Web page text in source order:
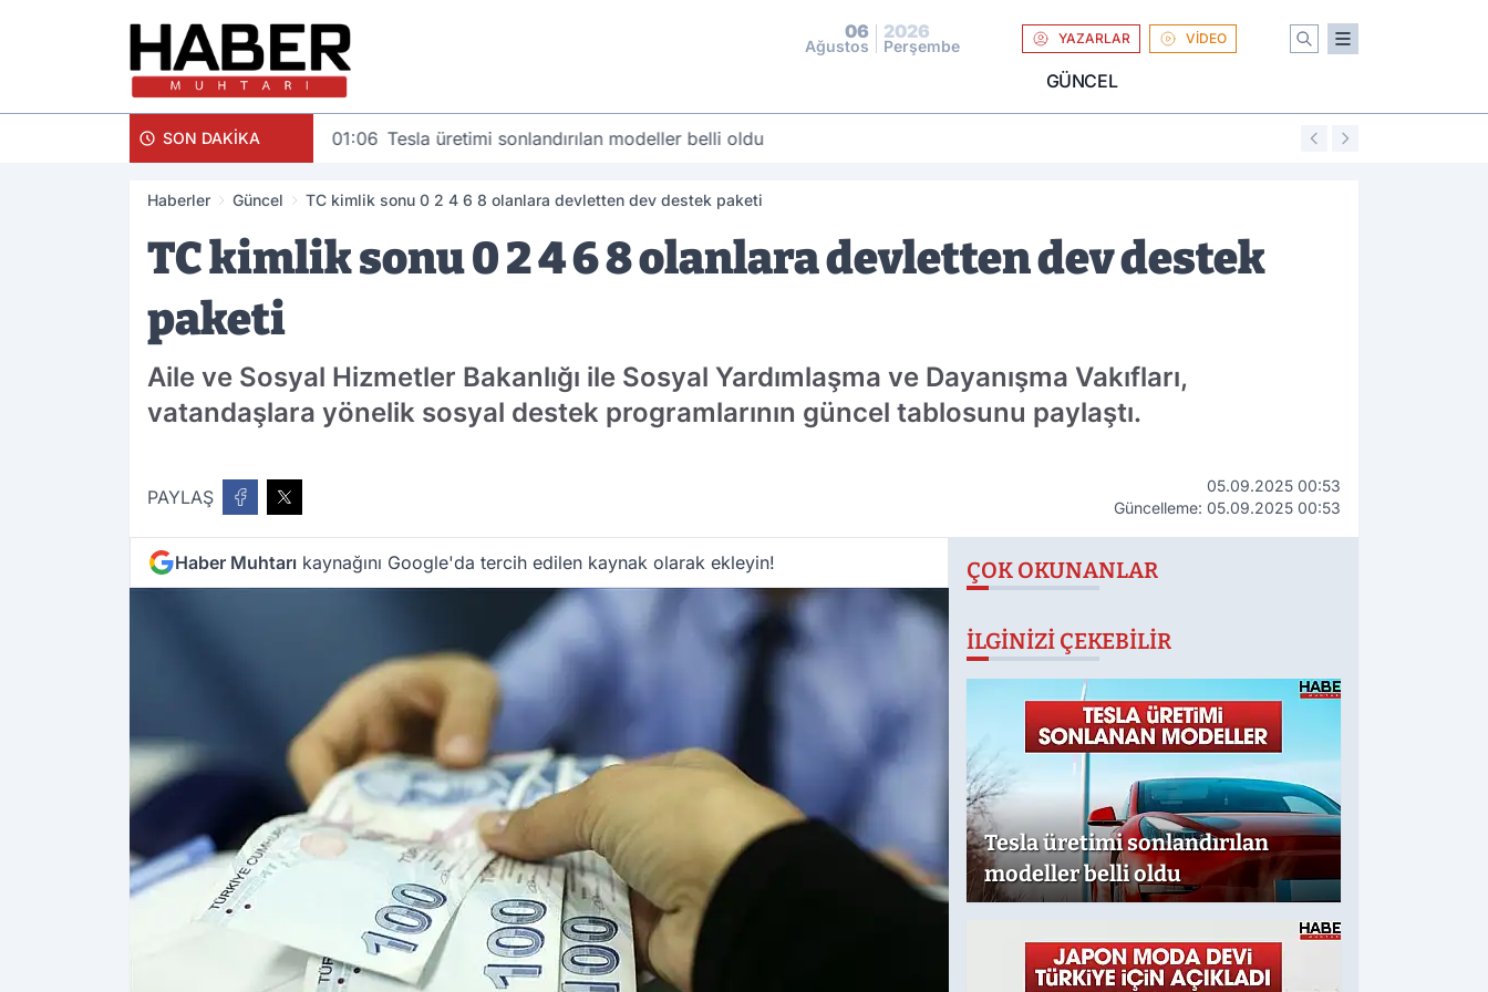
06
Ağustos
2026
Perşembe YAZARLAR VİDEO
GÜNCEL
SON DAKİKA 01:06 Tesla üretimi sonlandırılan modeller belli oldu 01:04
Haberler Güncel TC kimlik sonu 0 2 4 6 8 olanlara devletten dev destek paketi
TC kimlik sonu 0 2 4 6 8 olanlara devletten dev destek
paketi
Aile ve Sosyal Hizmetler Bakanlığı ile Sosyal Yardımlaşma ve Dayanışma Vakıfları,
vatandaşlara yönelik sosyal destek programlarının güncel tablosunu paylaştı.
PAYLAŞ
05.09.2025 00:53
Güncelleme: 05.09.2025 00:53
Haber Muhtarı kaynağını Google'da tercih edilen kaynak olarak ekleyin! ÇOK OKUNANLAR
İLGINIZI ÇEKEBILIR
Tesla üretimi sonlandırılan
modeller belli oldu